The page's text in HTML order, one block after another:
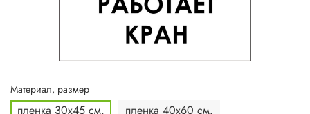
Материал, размер
пленка 30х45 см.
пленка 40х60 см.